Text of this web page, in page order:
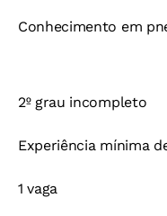
Conhecimento em
2º grau incompleto
Experiência mínima
1 vaga